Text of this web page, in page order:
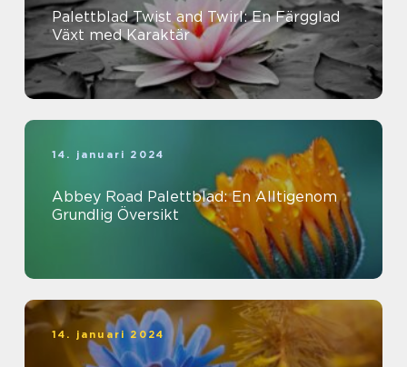
Palettblad Twist and Twirl: En Färgglad
Växt med Karaktär
14. januari 2024
Abbey Road Palettblad: En Alltigenom
Grundlig Översikt
14. januari 2024